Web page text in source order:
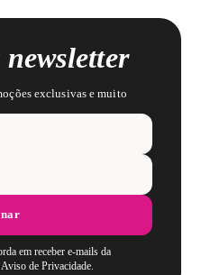
newsletter
exclusivas e muito
em receber e-mails da
de Privacidade.